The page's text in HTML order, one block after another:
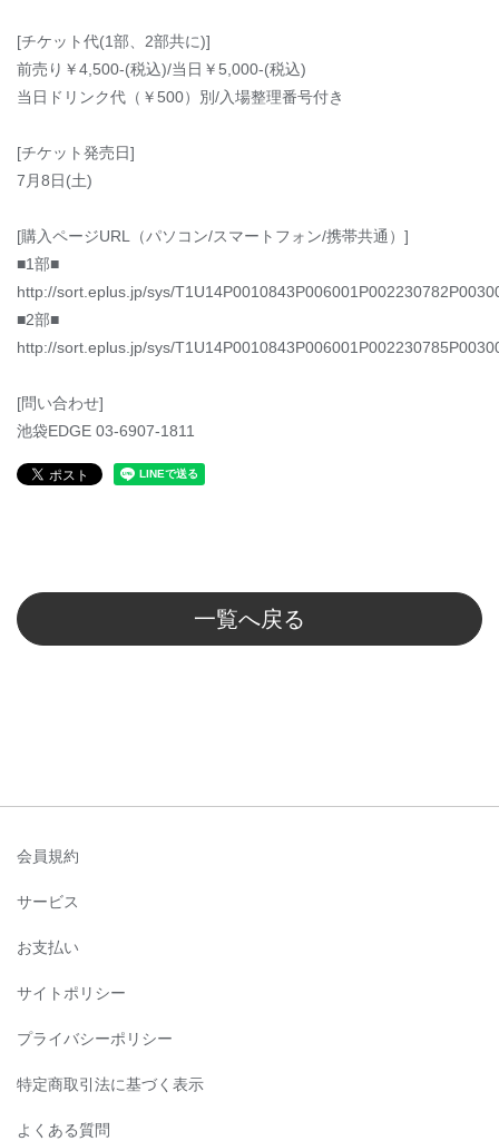
[チケット代(1部、2部共に)]
前売り￥4,500-(税込)/当日￥5,000-(税込)
当日ドリンク代（￥500）別/入場整理番号付き
[チケット発売日]
7月8日(土)
[購入ページURL（パソコン/スマートフォン/携帯共通）]
■1部■
http://sort.eplus.jp/sys/
■2部■
http://sort.eplus.jp/sys/
[問い合わせ]
池袋EDGE 03-6907-1811
一覧へ戻る
会員規約
サービス
お支払い
サイトポリシー
プライバシーポリシー
特定商取引法に基づく表示
よくある質問